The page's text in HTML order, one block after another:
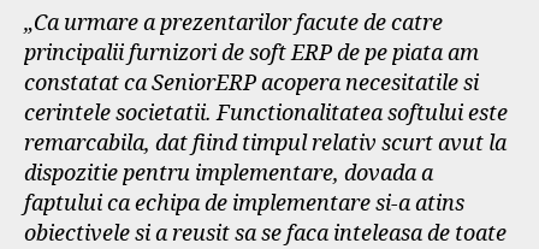
„Ca urmare a prezentarilor facute de catre
principalii furnizori de soft ERP de pe piata am
constatat ca SeniorERP acopera necesitatile si
cerintele societatii. Functionalitatea softului este
remarcabila, dat fiind timpul relativ scurt avut la
dispozitie pentru implementare, dovada a
faptului ca echipa de implementare si-a atins
obiectivele si a reusit sa se faca inteleasa de toate